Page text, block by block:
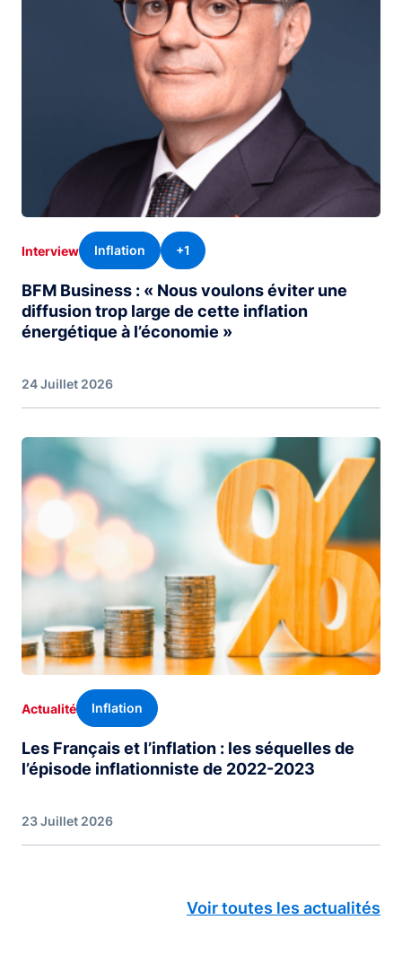
Interview Inflation +1
BFM Business : « Nous voulons éviter une
diffusion trop large de cette inflation
énergétique à l’économie »
24 Juillet 2026
Image
Actualité Inflation
Les Français et l’inflation : les séquelles de
l’épisode inflationniste de 2022-2023
23 Juillet 2026
Voir toutes les actualités